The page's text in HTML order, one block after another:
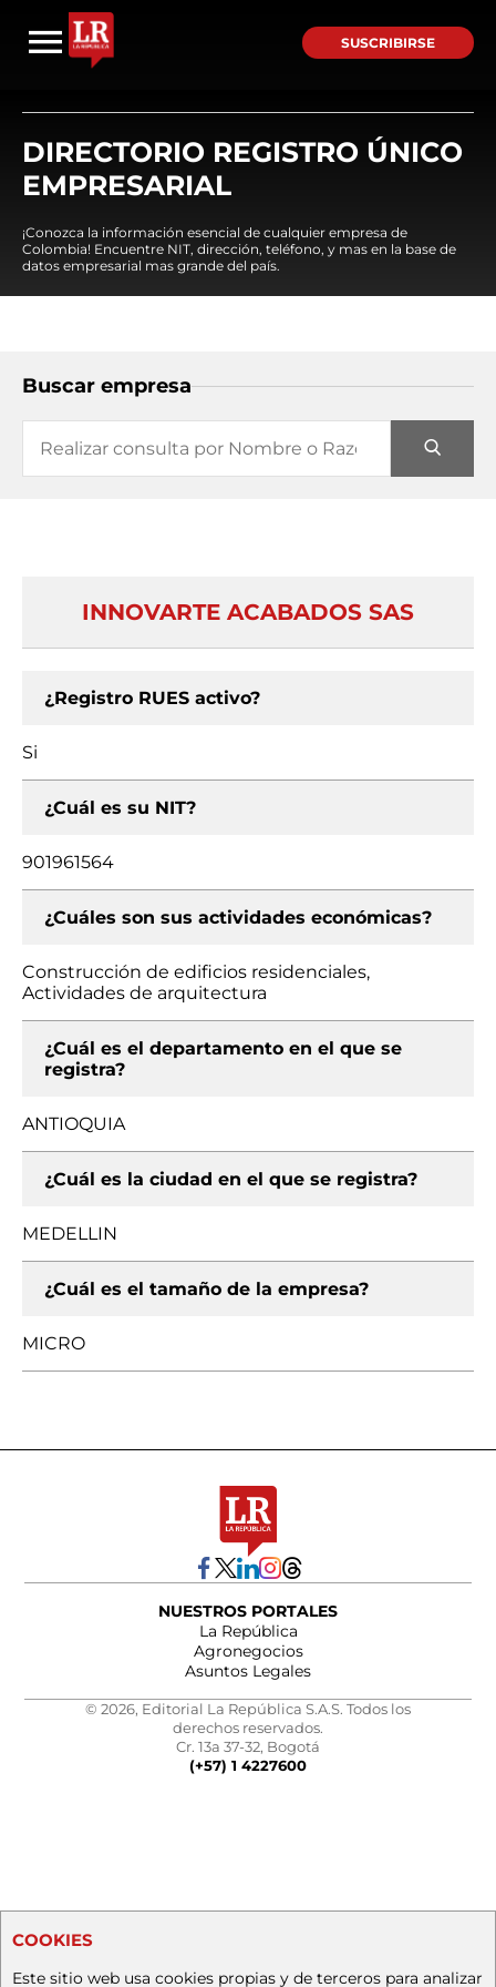
SUSCRIBIRSE
DIRECTORIO REGISTRO ÚNICO
EMPRESARIAL
¡Conozca la información esencial de cualquier empresa de
Colombia! Encuentre NIT, dirección, teléfono, y mas en la base de
datos empresarial mas grande del país.
Buscar empresa
INNOVARTE ACABADOS SAS
¿Registro RUES activo?
Si
¿Cuál es su NIT?
901961564
¿Cuáles son sus actividades económicas?
Construcción de edificios residenciales,
Actividades de arquitectura
¿Cuál es el departamento en el que se
registra?
ANTIOQUIA
¿Cuál es la ciudad en el que se registra?
MEDELLIN
¿Cuál es el tamaño de la empresa?
MICRO
NUESTROS PORTALES
La República
Agronegocios
Asuntos Legales
© 2026, Editorial La República S.A.S. Todos los
derechos reservados.
Cr. 13a 37-32, Bogotá
(+57) 1 4227600
COOKIES
Este sitio web usa cookies propias y de terceros para analizar